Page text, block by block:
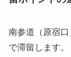
南参道（原宿
で滞留します。